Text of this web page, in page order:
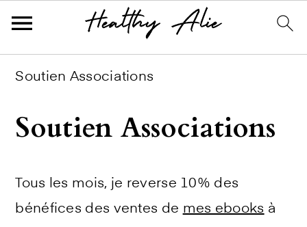
primary
main
primary
Soutien Associations
Soutien Associations
Tous les mois, je reverse 10% des
bénéfices des ventes de mes ebooks à